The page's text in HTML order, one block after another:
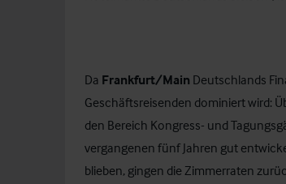
Da Frankfurt/Main Deutschlands
Geschäftsreisenden dominiert wird:
den Bereich Kongress- und
vergangenen fünf Jahren gut
blieben, gingen die Zimmerraten